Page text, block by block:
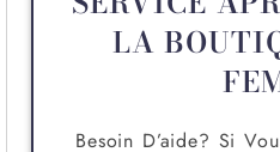
LA
Besoin D’aide? Si